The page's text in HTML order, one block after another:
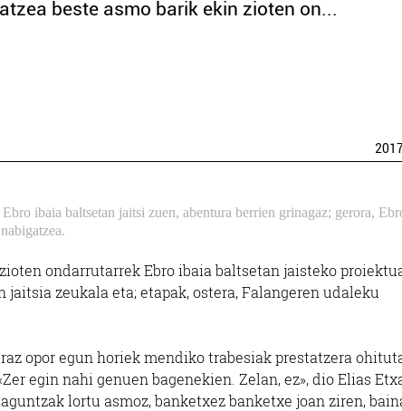
beste asmo barik ekin zioten on...
ibaia baltsetan jaitsi zuen, abentura berrien grinagaz; gerora,
ondarrutarrek Ebro ibaia baltsetan jaisteko
zeukala eta; etapak, ostera, Falangeren udaleku
opor egun horiek mendiko trabesiak prestatzera
egin nahi genuen bagenekien. Zelan, ez», dio Elias
lortu asmoz, banketxez banketxe joan ziren,